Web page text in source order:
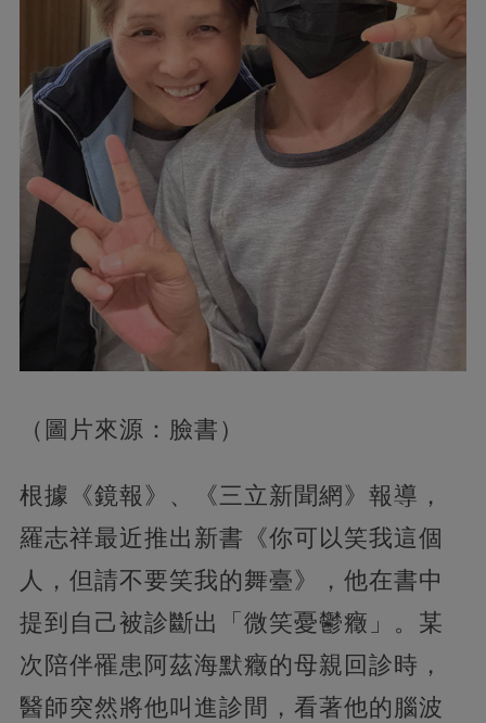
（圖片來源：臉書）
根據《鏡報》、《三立新聞網》報導，
羅志祥最近推出新書《你可以笑我這個
人，但請不要笑我的舞臺》，他在書中
提到自己被診斷出「微笑憂鬱癥」。某
次陪伴罹患阿茲海默癥的母親回診時，
醫師突然將他叫進診間，看著他的腦波